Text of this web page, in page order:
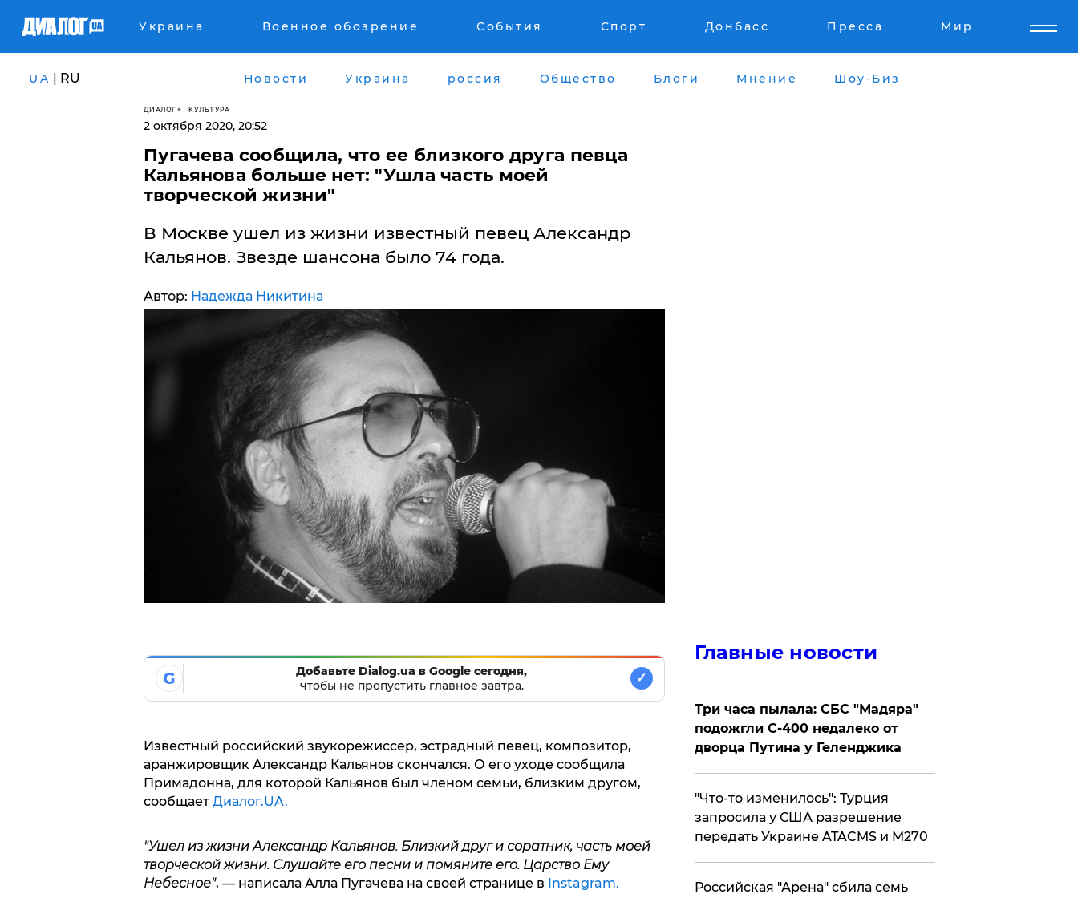
Украина Военное обозрение События Спорт Донбасс Пресса Мир
UA | RU Новости Украина россия Общество Блоги Мнение Шоу-Биз
ДИАЛОГ КУЛЬТУРА
2 октября 2020, 20:52
Пугачева сообщила, что ее близкого друга певца
Кальянова больше нет: "Ушла часть моей
творческой жизни"
В Москве ушел из жизни известный певец Александр
Кальянов. Звезде шансона было 74 года.
Автор: Надежда Никитина
G
Добавьте Dialog.ua в Google сегодня,
чтобы не пропустить главное завтра.
✓
Известный российский звукорежиссер, эстрадный певец, композитор,
аранжировщик Александр Кальянов скончался. О его уходе сообщила
Примадонна, для которой Кальянов был членом семьи, близким другом,
сообщает Диалог.UA.
"Ушел из жизни Александр Кальянов. Близкий друг и соратник, часть моей
творческой жизни. Слушайте его песни и помяните его. Царство Ему
Небесное", — написала Алла Пугачева на своей странице в Instagram.
Главные новости
Три часа пылала: СБС "Мадяра"
подожгли С-400 недалеко от
дворца Путина у Геленджика
​"Что-то изменилось": Турция
запросила у США разрешение
передать Украине ATACMS и M270
​Российская "Арена" сбила семь